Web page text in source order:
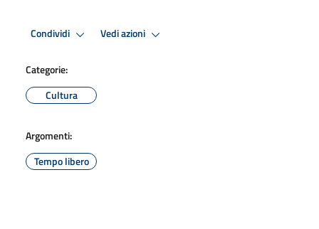
Condividi Vedi azioni
Categorie:
Cultura
Argomenti:
Tempo libero